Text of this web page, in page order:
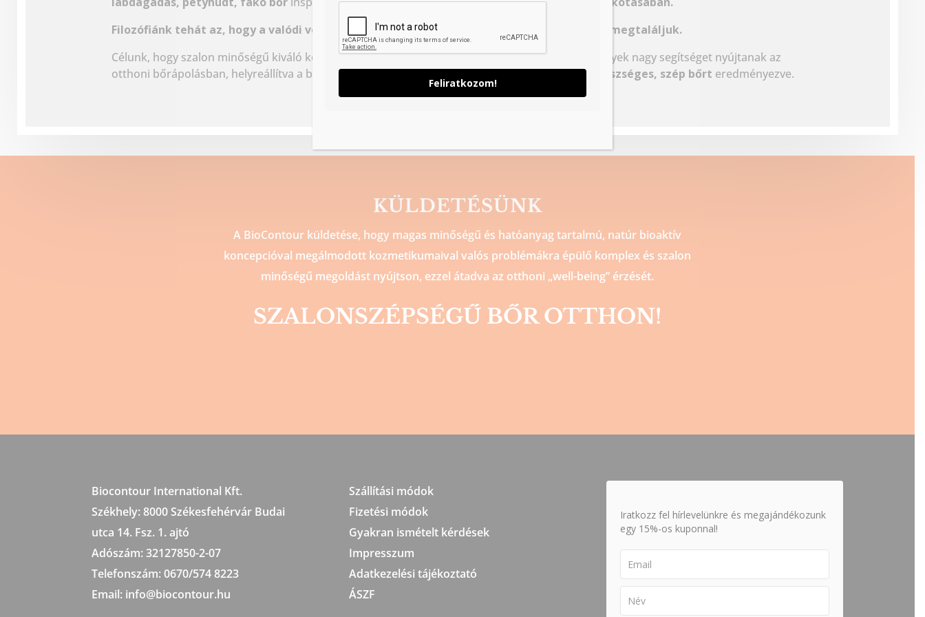
Filozófiánk tehát az, hogy a valódi vendég valódi problémáira kidolgozott megoldásokat megtaláljuk.
Célunk, hogy szalon minőségű kiváló komplex hatóanyagokból álló krémeket hozzunk létre, melyek nagy segítséget nyújtanak az
otthoni bőrápolásban, helyreállítva a bőr természetes funkcióit, hosszútávon fenntartható,
egészséges, szép bőrt eredményezve.
KÜLDETÉSÜNK
A BioContour küldetése, hogy magas minőségű és hatóanyag tartalmú, natúr bioaktív
koncepcióval megálmodott kozmetikumaival valós problémákra épülő komplex és szalon
minőségű megoldást nyújtson, ezzel átadva az otthoni „well-being” érzését.
SZALONSZÉPSÉGŰ BŐR OTTHON!
Biocontour International Kft.
Székhely:8000 Székesfehérvár Budai
utca 14. Fsz. 1. ajtó
Adószám:32127850-2-07
Telefonszám: 0670/574 8223
Email: info@biocontour.hu
Szállítási módok
Fizetési módok
Gyakran ismételt kérdések
Impresszum
Adatkezelési tájékoztató
ÁSZF
Iratkozz fel hírlevelünkre és megajándékozunk
egy 15%-os kuponnal!
Feliratkozom!